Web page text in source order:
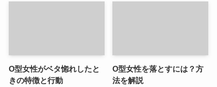
O型女性がベタ惚れしたと
きの特徴と行動
O型女性を落とすには？方
法を解説